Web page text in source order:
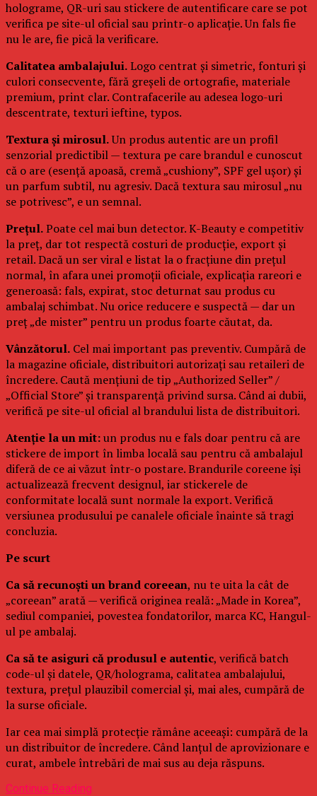
holograme, QR-uri sau stickere de autentificare care se pot
verifica pe site-ul oficial sau printr-o aplicație. Un fals fie
nu le are, fie pică la verificare.
Calitatea ambalajului.Logo centrat și simetric, fonturi și
culori consecvente, fără greșeli de ortografie, materiale
premium, print clar. Contrafacerile au adesea logo-uri
descentrate, texturi ieftine, typos.
Textura și mirosul.Un produs autentic are un profil
senzorial predictibil — textura pe care brandul e cunoscut
că o are (esență apoasă, cremă „cushiony”, SPF gel ușor) și
un parfum subtil, nu agresiv. Dacă textura sau mirosul „nu
se potrivesc”, e un semnal.
Prețul.Poate cel mai bun detector. K-Beauty e competitiv
la preț, dar tot respectă costuri de producție, export și
retail. Dacă un ser viral e listat la o fracțiune din prețul
normal, în afara unei promoții oficiale, explicația rareori e
generoasă: fals, expirat, stoc deturnat sau produs cu
ambalaj schimbat. Nu orice reducere e suspectă — dar un
preț „de mister” pentru un produs foarte căutat, da.
Vânzătorul. Cel mai important pas preventiv. Cumpără de
la magazine oficiale, distribuitori autorizați sau retaileri de
încredere. Caută mențiuni de tip „Authorized Seller” /
„Official Store” și transparență privind sursa. Când ai dubii,
verifică pe site-ul oficial al brandului lista de distribuitori.
Atenție la un mit:un produs nu e fals doar pentru că are
stickere de import în limba locală sau pentru că ambalajul
diferă de ce ai văzut într-o postare. Brandurile coreene își
actualizează frecvent designul, iar stickerele de
conformitate locală sunt normale la export. Verifică
versiunea produsului pe canalele oficiale înainte să tragi
concluzia.
Pe scurt
Ca să recunoști un brand coreean, nu te uita la cât de
„coreean” arată — verifică originea reală: „Made in Korea”,
sediul companiei, povestea fondatorilor, marca KC, Hangul-
ul pe ambalaj.
Ca să te asiguri că produsul e autentic, verifică batch
code-ul și datele, QR/holograma, calitatea ambalajului,
textura, prețul plauzibil comercial și, mai ales, cumpără de
la surse oficiale.
Iar cea mai simplă protecție rămâne aceeași: cumpără de la
un distribuitor de încredere. Când lanțul de aprovizionare e
curat, ambele întrebări de mai sus au deja răspuns.
Continue Reading